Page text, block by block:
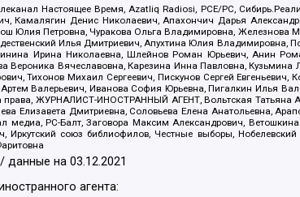
Настоящее Время, Azatliq Radiosi, PCE/PC,
Камалягин Денис Николаевич, Апахончич Дарья
Юлия Петровна, Чуракова Ольга Владимировна, Железнова
Илья Дмитриевич, Апухтина Юлия Владимировна,
Ирина Николаевна, Шлейнов Роман Юрьевич, Анин
Вероника Вячеславовна, Карезина Инна Павловна,
Тихонов Михаил Сергеевич, Пискунов Сергей Евгеньевич,
Валерьевич, Иванова София Юрьевна, Пигалкин Илья
права, ЖУРНАЛИСТ-ИНОСТРАННЫЙ АГЕНТ, Вольтская Татьяна
Елизавета Дмитриевна, Соловьева Елена Анатольевна,
РС-Балт, Заговора Максим Александрович,
Иркутский союз библиофилов, Честные выборы,
данные на03.12.2021
агента: